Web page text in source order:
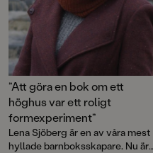
”Att göra en bok om ett
höghus var ett roligt
formexperiment”
Lena Sjöberg är en av våra mest
hyllade barnboksskapare. Nu är